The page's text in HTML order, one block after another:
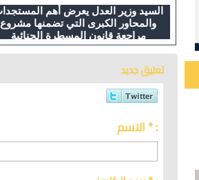
السيد وزير العدل يعرض أهم
والمحاور الكبرى التي تضمنها مشروع
مراجعة قانون المسطرة الجنائية
تعليق جديد
الاسم * :